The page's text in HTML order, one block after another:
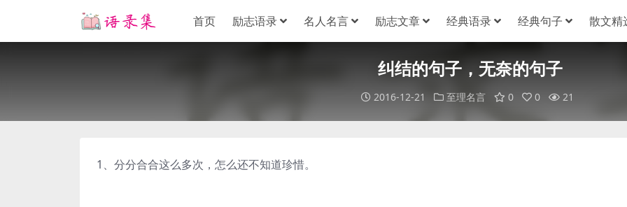
首页 励志语录 名人名言 励志文章 经典语录 经典句子 散文精
纠结的句子，无奈的句子
2016-12-21 至理名言 0 0 21
1、分分合合这么多次，怎么还不知道珍惜。